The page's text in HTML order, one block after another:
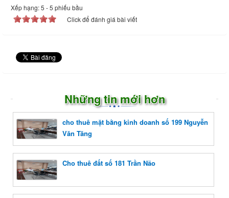
Xếp hạng:5 -5 phiếu bầu
Click để đánh giá bài viết
Những tin mới hơn
cho thuê mặt bằng kinh doanh số 199 Nguyễn
Văn Tăng
Cho thuê đất số 181 Trần Não